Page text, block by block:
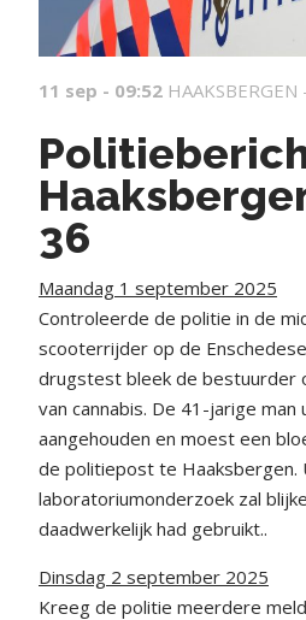
11 sep - 09:52 HAAKSBERGEN
36
Maandag 1 september 2025
Controleerde de politie in de
scooterrijder op de
drugstest bleek de bestuurder
van cannabis. De 41-jarige man
aangehouden en moest een
de politiepost te Haaksbergen.
laboratoriumonderzoek zal
daadwerkelijk had gebruikt..
Dinsdag 2 september 2025
Kreeg de politie meerdere